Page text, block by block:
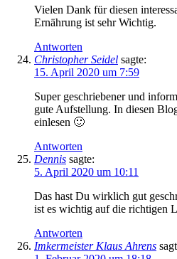
Vielen Dank für diesen
Ernährung ist sehr Wichtig.
Antworten
Christopher Seidel sagte:
15. April 2020 um 7:59
Super geschriebener und
gute Aufstellung. In diesen
einlesen 🙂
Antworten
Dennis sagte:
5. April 2020 um 10:11
Das hast Du wirklich gut
ist es wichtig auf die richtigen
Antworten
Imkermeister Klaus Ahrens